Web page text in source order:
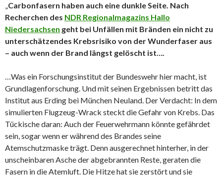
„Carbonfasern haben auch eine dunkle Seite. Nach
Recherchen des NDR Regionalmagazins Hallo
Niedersachsen geht bei Unfällen mit Bränden ein nicht zu
unterschätzendes Krebsrisiko von der Wunderfaser aus
– auch wenn der Brand längst gelöscht ist….
…Was ein Forschungsinstitut der Bundeswehr hier macht, ist
Grundlagenforschung. Und mit seinen Ergebnissen betritt das
Institut aus Erding bei München Neuland. Der Verdacht: In dem
simulierten Flugzeug-Wrack steckt die Gefahr von Krebs. Das
Tückische daran: Auch der Feuerwehrmann könnte gefährdet
sein, sogar wenn er während des Brandes seine
Atemschutzmaske trägt. Denn ausgerechnet hinterher, in der
unscheinbaren Asche der abgebrannten Reste, geraten die
Fasern in die Atemluft. Die Hitze hat sie zerstört und sie